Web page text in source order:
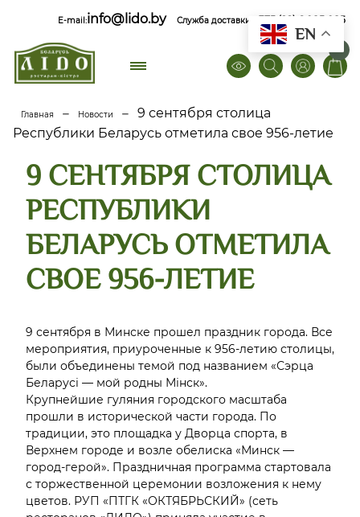
E-mail:info@lido.by Служба доставки +375 (29) 6 085 085
0
Главная – Новости – 9 сентября столица
Республики Беларусь отметила свое 956-летие
9 СЕНТЯБРЯ СТОЛИЦА
РЕСПУБЛИКИ
БЕЛАРУСЬ ОТМЕТИЛА
СВОЕ 956-ЛЕТИЕ
9 сентября в Минске прошел праздник города. Все
мероприятия, приуроченные к 956-летию столицы,
были объединены темой под названием «Сэрца
Беларусі — мой родны Мінск».
Крупнейшие гуляния городского масштаба
прошли в исторической части города. По
традиции, это площадка у Дворца спорта, в
Верхнем городе и возле обелиска «Минск —
город-герой». Праздничная программа стартовала
с торжественной церемонии возложения к нему
цветов. РУП «ПТГК «ОКТЯБРЬСКИЙ» (сеть
EN